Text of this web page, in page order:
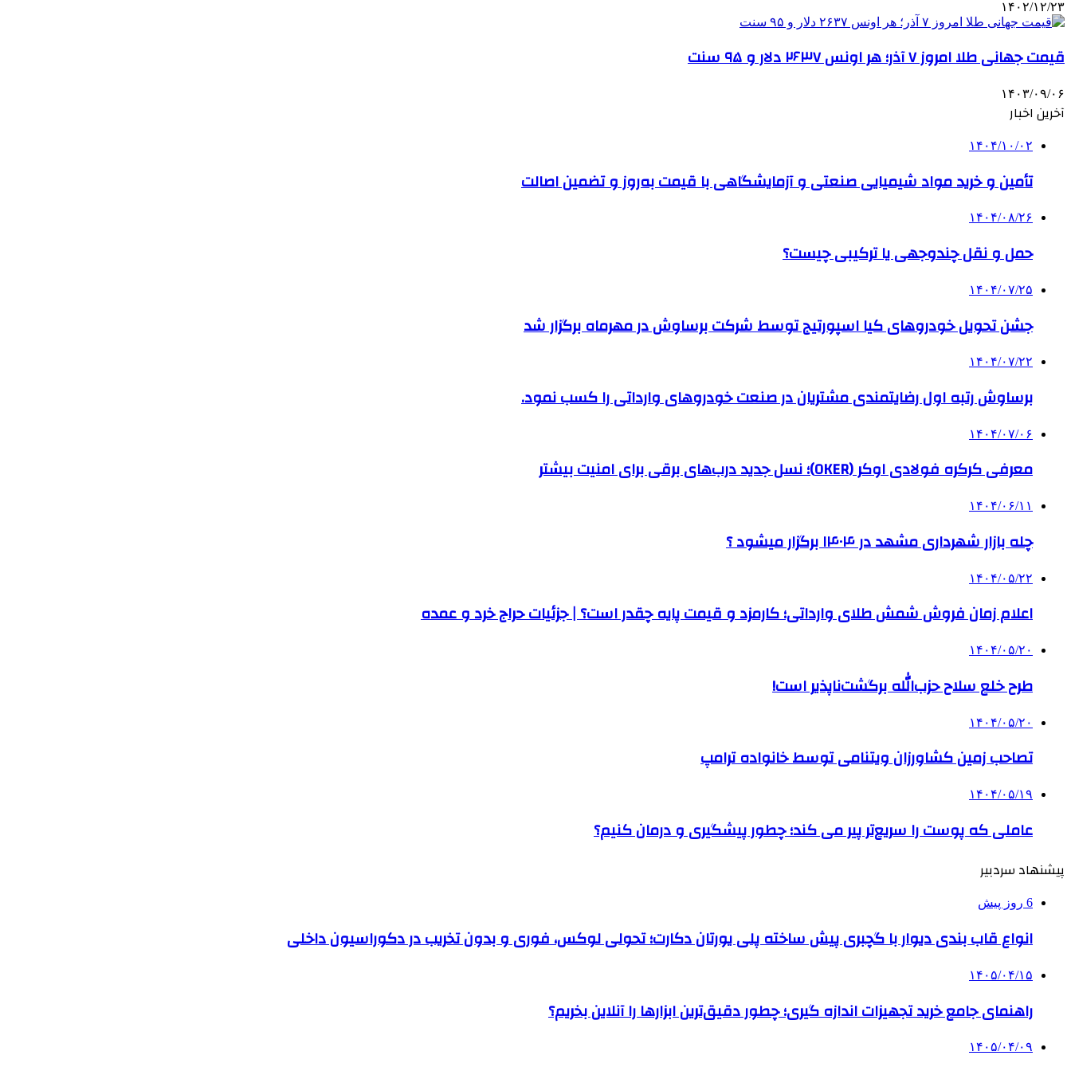
۱۴۰۲/۱۲/۲۳
قیمت جهانی طلا امروز ۷ آذر؛ هر اونس ۲۶۳۷ دلار و ۹۵ سنت
۱۴۰۳/۰۹/۰۶
آخرین اخبار
۱۴۰۴/۱۰/۰۲
تأمین و خرید مواد شیمیایی صنعتی و آزمایشگاهی با قیمت به‌روز و تضمین اصالت
۱۴۰۴/۰۸/۲۶
حمل و نقل چندوجهی یا ترکیبی چیست؟
۱۴۰۴/۰۷/۲۵
جشن تحویل خودروهای کیا اسپورتیج توسط شرکت برساوش در مهرماه برگزار شد
۱۴۰۴/۰۷/۲۲
برساوش رتبه اول رضایتمندی مشتریان در صنعت خودروهای وارداتی را کسب نمود.
۱۴۰۴/۰۷/۰۶
معرفی کرکره فولادی اوکر (OKER)؛ نسل جدید درب‌های برقی برای امنیت بیشتر
۱۴۰۴/۰۶/۱۱
چله بازار شهرداری مشهد در ۱۴۰۴ برگزار میشود ؟
۱۴۰۴/۰۵/۲۲
اعلام زمان فروش شمش طلای وارداتی؛ کارمزد و قیمت پایه چقدر است؟ | جزئیات حراج خرد و عمده
۱۴۰۴/۰۵/۲۰
طرح خلع سلاح حزب‌الله برگشت‌ناپذیر است!
۱۴۰۴/۰۵/۲۰
تصاحب زمین کشاورزان ویتنامی توسط خانواده ترامپ
۱۴۰۴/۰۵/۱۹
عاملی که پوست را سریع‌تر پیر می کند؛ چطور پیشگیری و درمان کنیم؟
پیشنهاد سردبیر
6 روز پیش
انواع قاب بندی دیوار با گچبری پیش ساخته پلی یورتان دکارت؛ تحولی لوکس، فوری و بدون تخریب در دکوراسیون داخلی
۱۴۰۵/۰۴/۱۵
راهنمای جامع خرید تجهیزات اندازه گیری؛ چطور دقیق‌ترین ابزارها را آنلاین بخریم؟
۱۴۰۵/۰۴/۰۹